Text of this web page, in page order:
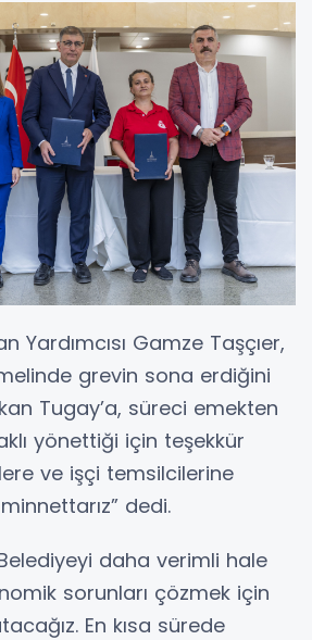
Yardımcısı Gamze Taşçıer,
grevin sona erdiğini
Tugay’a, süreci emekten
yönettiği için teşekkür
ve işçi temsilcilerine
dedi.
daha verimli hale
sorunları çözmek için
En kısa sürede